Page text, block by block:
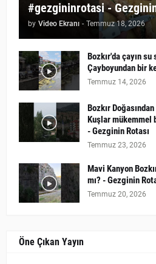
#gezgininrotasi -
by Video Ekranı - Temmuz 18, 2026
Bozkır'da çayın
Çayboyundan bir
Temmuz 14, 2026
Bozkır
Kuşlar mükemmel
- Gezginin Rotası
Temmuz 23, 2026
Mavi Kanyon
mı? - Gezginin
Temmuz 20, 2026
Öne Çıkan Yayın